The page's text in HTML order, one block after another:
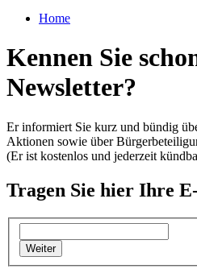
Home
Kennen Sie
Newsletter?
Er informiert Sie kurz und bündig
Aktionen sowie über
(Er ist kostenlos und jederzeit
Tragen Sie hier Ihre